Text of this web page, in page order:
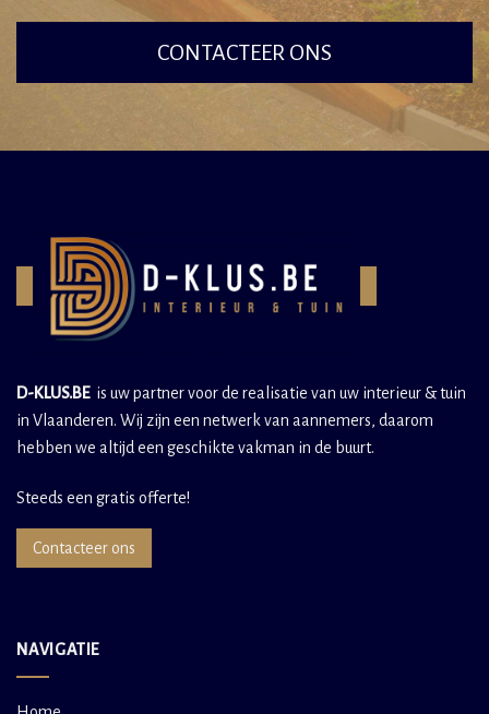
CONTACTEER ONS
D-KLUS.BEis uw partner voor de realisatie van uw interieur & tuin
in Vlaanderen. Wij zijn een netwerk van aannemers, daarom
hebben we altijd een geschikte vakman in de buurt.
Steeds een gratis offerte!
Contacteer ons
NAVIGATIE